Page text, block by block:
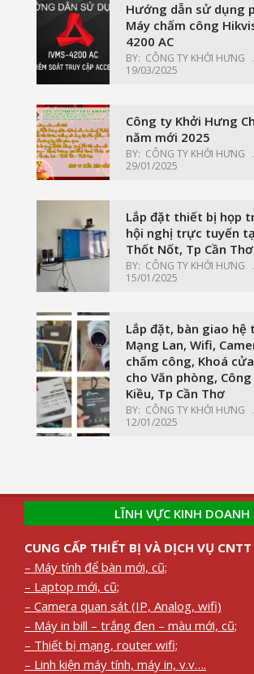
Hướng dẫn sử dụng
Máy chấm công
4200 AC
BY: CÔNG TY KHỞI HƯNG
19/03/2025
Công ty Khởi Hưng
năm mới 2025
BY: CÔNG TY KHỞI HƯNG
29/01/2025
Lắp đặt thiết bị họp
hội nghị trực tuyến
Thốt Nốt, Tp Cần Thơ
BY: CÔNG TY KHỞI HƯNG
15/01/2025
Lắp đặt, bàn giao hệ
Mạng Lan, Wifi,
chấm công, Khoá
cho Văn phòng,
Kiều, Tp Cần Thơ
BY: CÔNG TY KHỞI HƯNG
12/01/2025
LĨNH VỰC KINH DOANH
CUNG CẤP THIẾT BỊ VÀ DỊCH VỤ CNTT
– Máy tính để bàn mới, cũ;
– Laptop mới, cũ;
– Camera quan sát (IP, Analog, wifi)
– Máy in bill – trắng đen – màu mới, cũ;
– Thiết bị mạng, router wifi;
– Linh kiện máy tính, máy in, v.v….